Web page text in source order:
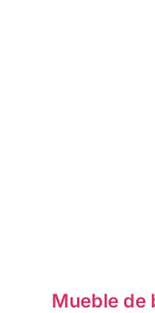
Mueble de